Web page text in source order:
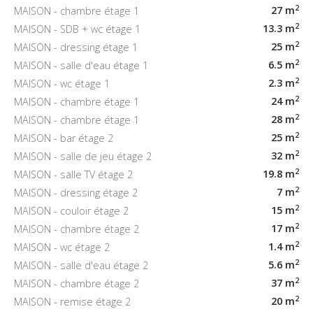
MAISON - chambre étage 1 27 m2
MAISON - SDB + wc étage 1 13.3 m2
MAISON - dressing étage 1 25 m2
MAISON - salle d'eau étage 1 6.5 m2
MAISON - wc étage 1 2.3 m2
MAISON - chambre étage 1 24 m2
MAISON - chambre étage 1 28 m2
MAISON - bar étage 2 25 m2
MAISON - salle de jeu étage 2 32 m2
MAISON - salle TV étage 2 19.8 m2
MAISON - dressing étage 2 7 m2
MAISON - couloir étage 2 15 m2
MAISON - chambre étage 2 17 m2
MAISON - wc étage 2 1.4 m2
MAISON - salle d'eau étage 2 5.6 m2
MAISON - chambre étage 2 37 m2
MAISON - remise étage 2 20 m2